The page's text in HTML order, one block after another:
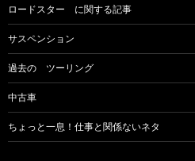
ロードスター に関する記事
サスペンション
過去の ツーリング
中古車
ちょっと一息！仕事と関係ないネタ